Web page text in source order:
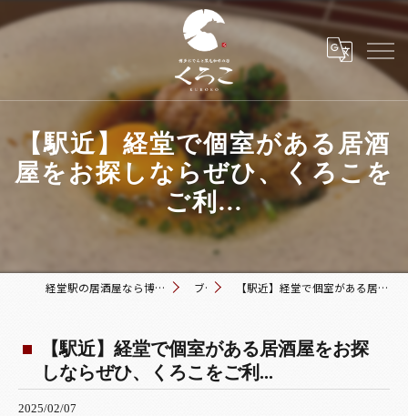
【駅近】経堂で個室がある居酒
屋をお探しならぜひ、くろこを
ご利...
経堂駅の居酒屋なら博多おでんと黒毛和牛の店 くろこ ブログ 【駅近】経堂で個室がある居酒屋をお探しならぜひ、くろこをご利...
【駅近】経堂で個室がある居酒屋をお探
しならぜひ、くろこをご利...
2025/02/07